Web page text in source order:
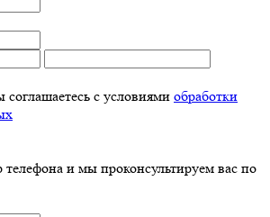
с условиями обработки
телефона и мы проконсультируем вас по